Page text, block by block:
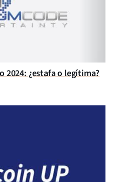
2024: ¿estafa o legítima?